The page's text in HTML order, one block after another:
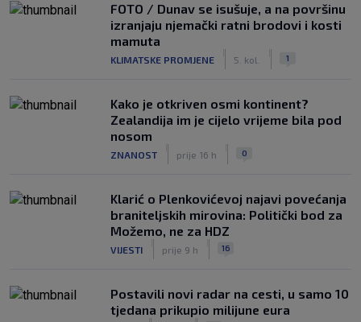
FOTO / Dunav se isušuje, a na površinu
izranjaju njemački ratni brodovi i kosti
mamuta
KLIMATSKE PROMJENE 5. kol. 1
Kako je otkriven osmi kontinent?
Zealandija im je cijelo vrijeme bila pod
nosom
ZNANOST prije 16 h 0
Klarić o Plenkovićevoj najavi povećanja
braniteljskih mirovina: Politički bod za
Možemo, ne za HDZ
VIJESTI prije 9 h 16
Postavili novi radar na cesti, u samo 10
tjedana prikupio milijune eura